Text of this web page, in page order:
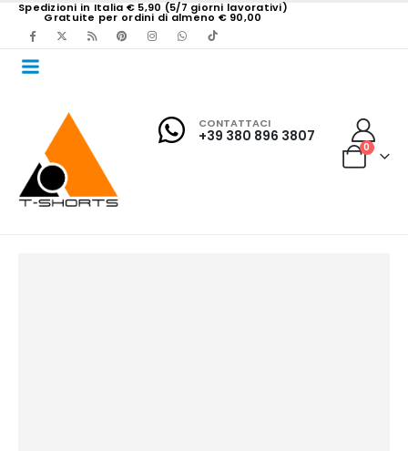
Spedizioni in Italia € 5,90 (5/7 giorni lavorativi)
Gratuite per ordini di almeno € 90,00
CONTATTACI
+39 380 896 3807
0